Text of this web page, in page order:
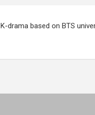
K-drama based on BTS